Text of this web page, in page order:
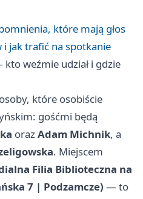
które mają głos
i jak trafić na spotkanie
weźmie udział i gdzie
które osobiście
gośćmi będą
orazAdam Michnik, a
. Miejscem
Filia Biblioteczna na
7 | Podzamcze) — to